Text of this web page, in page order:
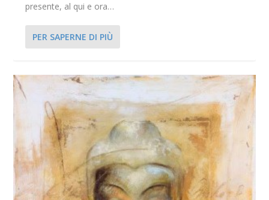
presente, al qui e ora…
PER SAPERNE DI PIÙ